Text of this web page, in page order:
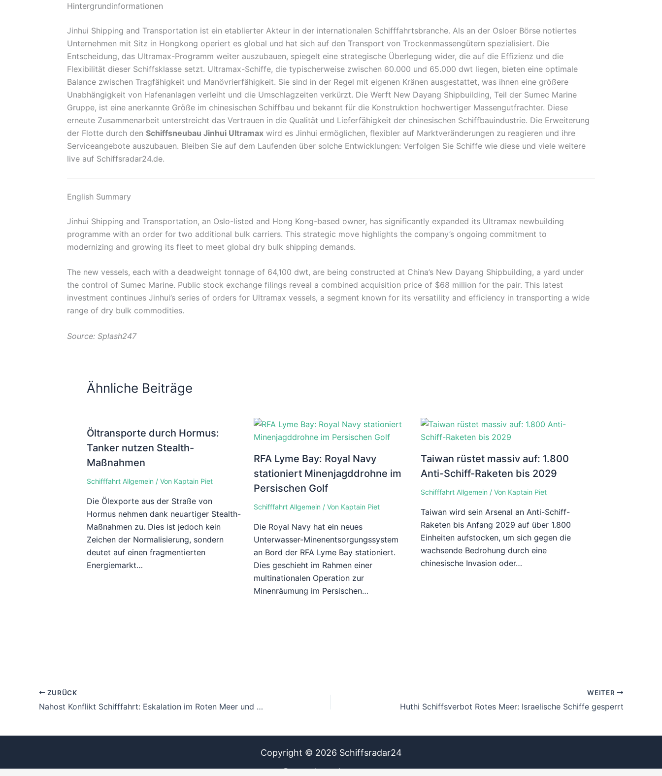
Hintergrundinformationen
Jinhui Shipping and Transportation ist ein etablierter Akteur in der internationalen Schifffahrtsbranche. Als an der Osloer Börse notiertes
Unternehmen mit Sitz in Hongkong operiert es global und hat sich auf den Transport von Trockenmassengütern spezialisiert. Die
Entscheidung, das Ultramax-Programm weiter auszubauen, spiegelt eine strategische Überlegung wider, die auf die Effizienz und die
Flexibilität dieser Schiffsklasse setzt. Ultramax-Schiffe, die typischerweise zwischen 60.000 und 65.000 dwt liegen, bieten eine optimale
Balance zwischen Tragfähigkeit und Manövrierfähigkeit. Sie sind in der Regel mit eigenen Kränen ausgestattet, was ihnen eine größere
Unabhängigkeit von Hafenanlagen verleiht und die Umschlagzeiten verkürzt. Die Werft New Dayang Shipbuilding, Teil der Sumec Marine
Gruppe, ist eine anerkannte Größe im chinesischen Schiffbau und bekannt für die Konstruktion hochwertiger Massengutfrachter. Diese
erneute Zusammenarbeit unterstreicht das Vertrauen in die Qualität und Lieferfähigkeit der chinesischen Schiffbauindustrie. Die Erweiterung
der Flotte durch denSchiffsneubau Jinhui Ultramax wird es Jinhui ermöglichen, flexibler auf Marktveränderungen zu reagieren und ihre
Serviceangebote auszubauen. Bleiben Sie auf dem Laufenden über solche Entwicklungen: Verfolgen Sie Schiffe wie diese und viele weitere
live auf Schiffsradar24.de.
English Summary
Jinhui Shipping and Transportation, an Oslo-listed and Hong Kong-based owner, has significantly expanded its Ultramax newbuilding
programme with an order for two additional bulk carriers. This strategic move highlights the company’s ongoing commitment to
modernizing and growing its fleet to meet global dry bulk shipping demands.
The new vessels, each with a deadweight tonnage of 64,100 dwt, are being constructed at China’s New Dayang Shipbuilding, a yard under
the control of Sumec Marine. Public stock exchange filings reveal a combined acquisition price of $68 million for the pair. This latest
investment continues Jinhui’s series of orders for Ultramax vessels, a segment known for its versatility and efficiency in transporting a wide
range of dry bulk commodities.
Source: Splash247
Ähnliche Beiträge
Öltransporte durch Hormus:
Tanker nutzen Stealth-
Maßnahmen
Schifffahrt Allgemein / Von Kaptain Piet
Die Ölexporte aus der Straße von
Hormus nehmen dank neuartiger Stealth-
Maßnahmen zu. Dies ist jedoch kein
Zeichen der Normalisierung, sondern
deutet auf einen fragmentierten
Energiemarkt…
RFA Lyme Bay: Royal Navy
stationiert Minenjagddrohne im
Persischen Golf
Schifffahrt Allgemein / Von Kaptain Piet
Die Royal Navy hat ein neues
Unterwasser-Minenentsorgungssystem
an Bord der RFA Lyme Bay stationiert.
Dies geschieht im Rahmen einer
multinationalen Operation zur
Minenräumung im Persischen…
Taiwan rüstet massiv auf: 1.800
Anti-Schiff-Raketen bis 2029
Schifffahrt Allgemein / Von Kaptain Piet
Taiwan wird sein Arsenal an Anti-Schiff-
Raketen bis Anfang 2029 auf über 1.800
Einheiten aufstocken, um sich gegen die
wachsende Bedrohung durch eine
chinesische Invasion oder…
ZURÜCK
Nahost Konflikt Schifffahrt: Eskalation im Roten Meer und Hormuz
WEITER
Huthi Schiffsverbot Rotes Meer: Israelische Schiffe gesperrt
Copyright © 2026 Schiffsradar24
Datenschutz Impressum